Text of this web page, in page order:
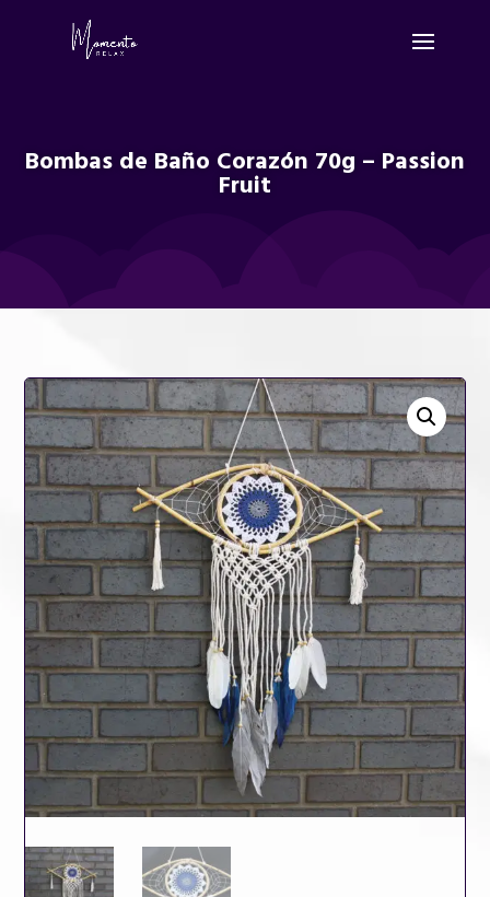
Bombas de Baño Corazón 70g – Passion
Fruit